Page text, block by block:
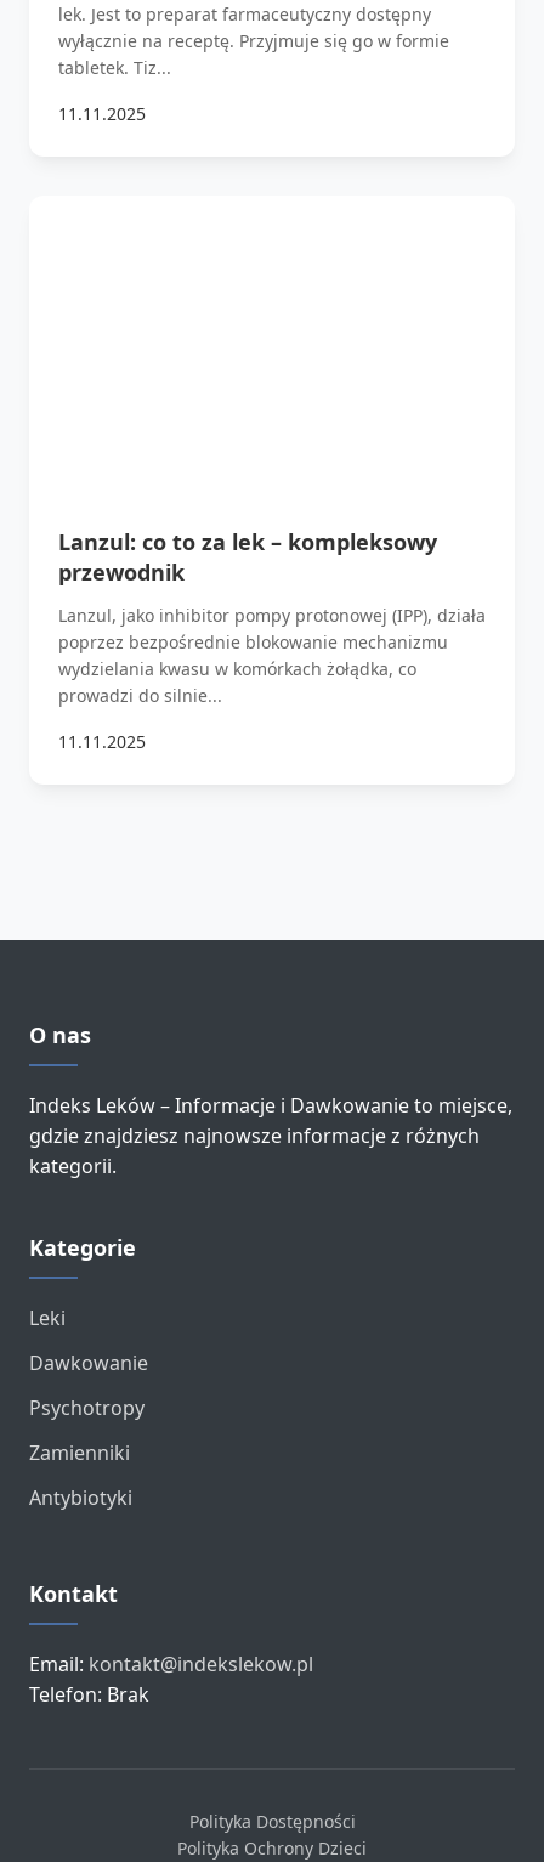
lek. Jest to preparat farmaceutyczny dostępny
wyłącznie na receptę. Przyjmuje się go w formie
tabletek. Tiz...
11.11.2025
Lanzul: co to za lek – kompleksowy
przewodnik
Lanzul, jako inhibitor pompy protonowej (IPP), działa
poprzez bezpośrednie blokowanie mechanizmu
wydzielania kwasu w komórkach żołądka, co
prowadzi do silnie...
11.11.2025
O nas
Indeks Leków – Informacje i Dawkowanie to miejsce,
gdzie znajdziesz najnowsze informacje z różnych
kategorii.
Kategorie
Leki
Dawkowanie
Psychotropy
Zamienniki
Antybiotyki
Kontakt
Email: kontakt@indekslekow.pl
Telefon: Brak
Polityka Dostępności
Polityka Ochrony Dzieci